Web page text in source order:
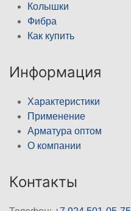
Колышки
Фибра
Как купить
Информация
Характеристики
Применение
Арматура оптом
О компании
Контакты